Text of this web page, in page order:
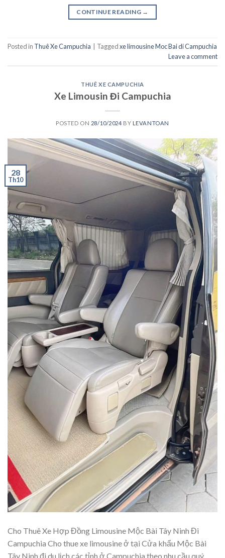
CONTINUE READING →
Posted in Thuê Xe Campuchia Taggedxe limousine Moc Bai di Campuchia
Leave a comment
THUÊ XE CAMPUCHIA
Xe Limousin Đi Campuchia
POSTED ON 28/10/2024 BY LEVANTOAN
28
Th10
Cho Thuê Xe Hợp Đồng Limousine Mộc Bài Tây Ninh Đi
Campuchia Cho thue xe limousine ở tại Cửa khẩu Mộc Bài
Tây Ninh đi du lịch các tỉnh ở Campuchia theo nhu cầu quý